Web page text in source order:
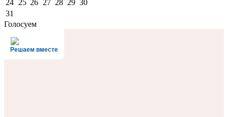
24 25 26 27 28 29 30
31
Голосуем
Решаем вместе